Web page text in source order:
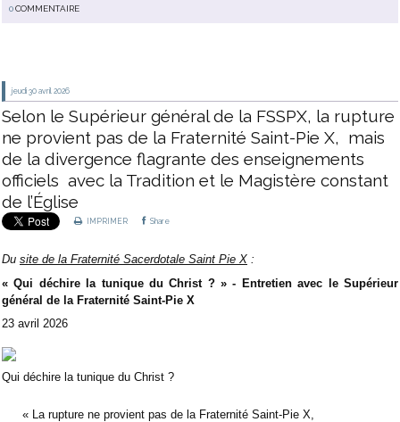
0COMMENTAIRE
jeudi 30 avril 2026
Selon le Supérieur général de la FSSPX, la rupture
ne provient pas de la Fraternité Saint-Pie X, mais
de la divergence flagrante des enseignements
officiels avec la Tradition et le Magistère constant
de l’Église
IMPRIMER Share
Du site de la Fraternité Sacerdotale Saint Pie X :
« Qui déchire la tunique du Christ ? » - Entretien avec le Supérieur
général de la Fraternité Saint-Pie X
23 avril 2026
Qui déchire la tunique du Christ ?
« La rupture ne provient pas de la Fraternité Saint-Pie X,